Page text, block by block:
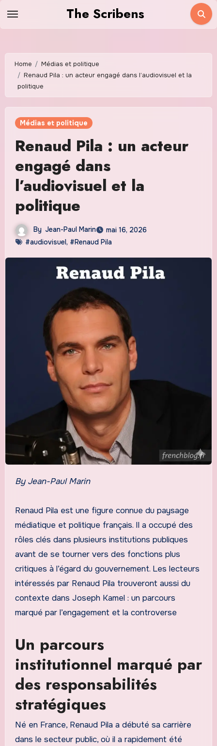
The Scribens
Home
Médias et politique
Renaud Pila : un acteur engagé dans l’audiovisuel et la
politique
Médias et politique
Renaud Pila : un acteur
engagé dans
l’audiovisuel et la
politique
By Jean-Paul Marin
mai 16, 2026
#audiovisuel, #Renaud Pila
By Jean-Paul Marin
Renaud Pila est une figure connue du paysage
médiatique et politique français. Il a occupé des
rôles clés dans plusieurs institutions publiques
avant de se tourner vers des fonctions plus
critiques à l’égard du gouvernement. Les lecteurs
intéressés par Renaud Pila trouveront aussi du
contexte dans Joseph Kamel : un parcours
marqué par l’engagement et la controverse
Un parcours
institutionnel marqué par
des responsabilités
stratégiques
Né en France, Renaud Pila a débuté sa carrière
dans le secteur public, où il a rapidement été